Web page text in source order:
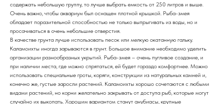
содержать небольшую группу, то лучше выбрать емкость от 250 литров и выше.
Очень важно, чтобы аквариум был оснащен плотной крышкой. Рыба-змея
обладает поразительной способностью не только выпрыгивать из воды, но и
просачиваться в очень небольшие отверстия.
В качестве грунта лучше использовать песок или мелкую окатанную гальку.
Каламоихты иногда зарываются в грунт. Большое внимание необходимо уделить
организации разнообразных укрытий. Рыба-змея – очень пугливое создание, и
при наличии места, где можно спрятаться, ей будет гораздо комфортнее. Можно
использовать специальные гроты, коряги, конструкции из натуральных камней и,
конечно же, густые заросли растений. Каламоихты хорошо сочетаются с любыми
видами растений, но корни желательно закрывать от доступа рыб, которые могут
случайно их выкопать. Хорошим вариантом станут анубиасы, крупные